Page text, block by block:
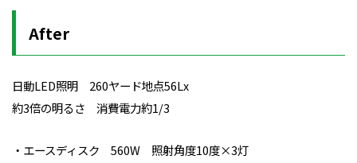
After
日動LED照明 260ヤード地点56Lx
約3倍の明るさ 消費電力約1/3
・エースディスク 560W 照射角度10度×3灯